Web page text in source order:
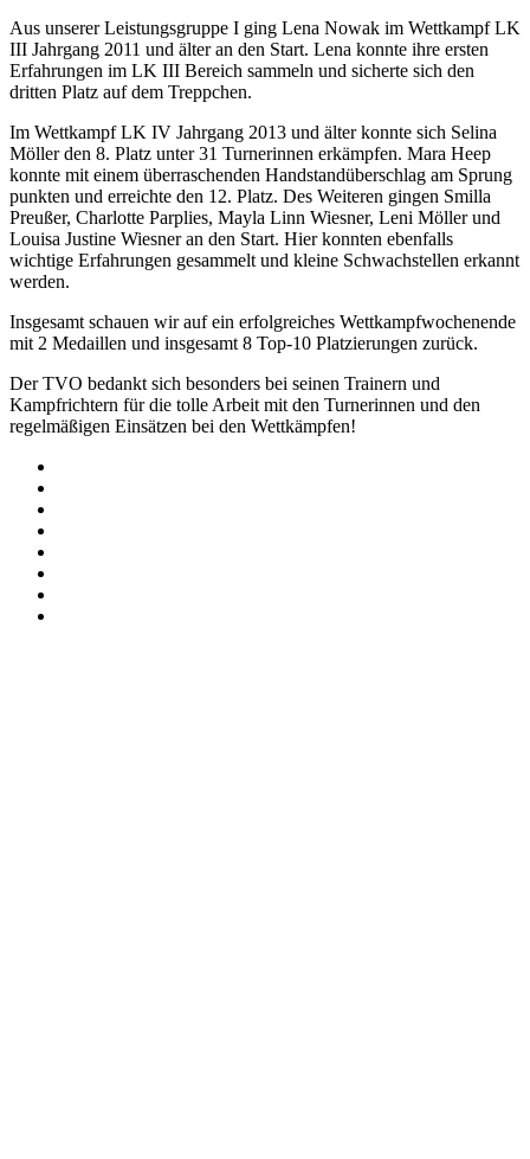
Aus unserer Leistungsgruppe I ging Lena Nowak im Wettkampf LK
III Jahrgang 2011 und älter an den Start. Lena konnte ihre ersten
Erfahrungen im LK III Bereich sammeln und sicherte sich den
dritten Platz auf dem Treppchen.
Im Wettkampf LK IV Jahrgang 2013 und älter konnte sich Selina
Möller den 8. Platz unter 31 Turnerinnen erkämpfen. Mara Heep
konnte mit einem überraschenden Handstandüberschlag am Sprung
punkten und erreichte den 12. Platz. Des Weiteren gingen Smilla
Preußer, Charlotte Parplies, Mayla Linn Wiesner, Leni Möller und
Louisa Justine Wiesner an den Start. Hier konnten ebenfalls
wichtige Erfahrungen gesammelt und kleine Schwachstellen erkannt
werden.
Insgesamt schauen wir auf ein erfolgreiches Wettkampfwochenende
mit 2 Medaillen und insgesamt 8 Top-10 Platzierungen zurück.
Der TVO bedankt sich besonders bei seinen Trainern und
Kampfrichtern für die tolle Arbeit mit den Turnerinnen und den
regelmäßigen Einsätzen bei den Wettkämpfen!